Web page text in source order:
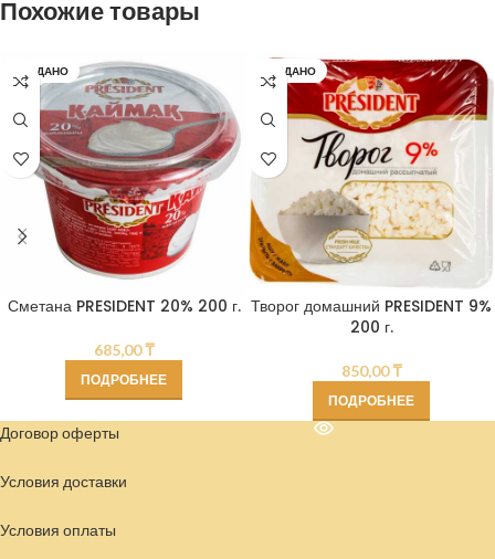
Похожие товары
ПРОДАНО
Сметана PRESIDENT 20% 200 г.
685,00₸
ПОДРОБНЕЕ
ПРОДАНО
Творог домашний PRESIDENT 9%
200 г.
850,00₸
ПОДРОБНЕЕ
Договор оферты
Условия доставки
Условия оплаты